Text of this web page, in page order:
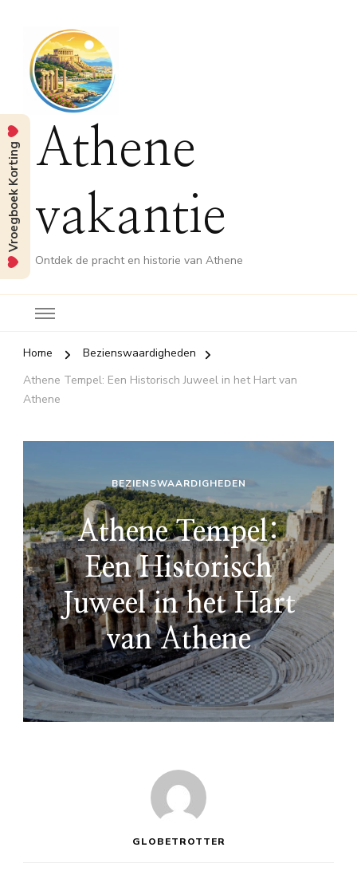
Athene
vakantie
Ontdek de pracht en historie van Athene
Home
Bezienswaardigheden
Athene Tempel: Een Historisch Juweel in het Hart van
Athene
BEZIENSWAARDIGHEDEN
Athene Tempel:
Een Historisch
Juweel in het Hart
van Athene
GLOBETROTTER
Vroegboek Korting